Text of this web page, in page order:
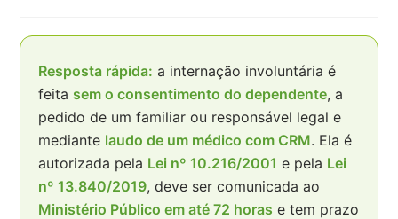
Resposta rápida: a internação involuntária é
feita sem o consentimento do dependente, a
pedido de um familiar ou responsável legal e
mediante laudo de um médico com CRM. Ela é
autorizada pela Lei nº 10.216/2001 e pela Lei
nº 13.840/2019, deve ser comunicada ao
Ministério Público em até 72 horas e tem prazo